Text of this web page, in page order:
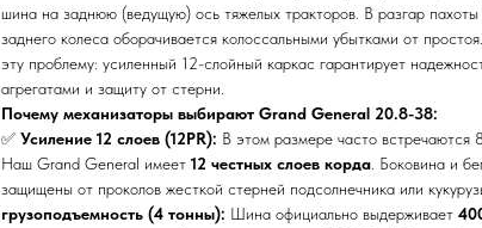
шина на заднюю (ведущую) ось тяжелых тракторов. В разгар
заднего колеса оборачивается колоссальными убытками от
эту проблему: усиленный 12-слойный каркас гарантирует
агрегатами и защиту от стерни.
Почему механизаторы выбирают Grand General 20.8-38:
✅ Усиление 12 слоев (12PR): В этом размере часто
Наш Grand General имеет 12 честных слоев корда . Боковина и
защищены от проколов жесткой стерней подсолнечника или
грузоподъемность (4 тонны): Шина официально выдерживает